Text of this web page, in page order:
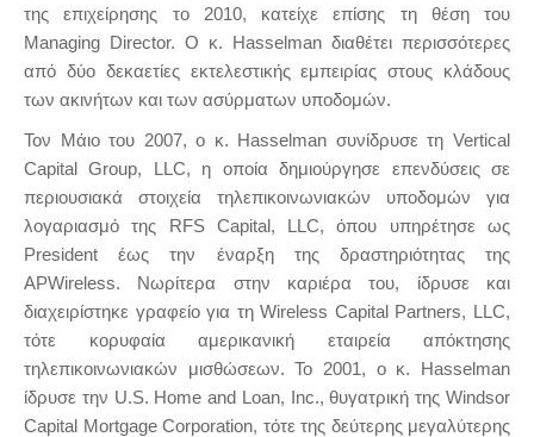
της επιχείρησης το 2010, κατείχε επίσης τη θέση του
Managing Director. Ο κ. Hasselman διαθέτει περισσότερες
από δύο δεκαετίες εκτελεστικής εμπειρίας στους κλάδους
των ακινήτων και των ασύρματων υποδομών.
Τον Μάιο του 2007, ο κ. Hasselman συνίδρυσε τη Vertical
Capital Group, LLC, η οποία δημιούργησε επενδύσεις σε
περιουσιακά στοιχεία τηλεπικοινωνιακών υποδομών για
λογαριασμό της RFS Capital, LLC, όπου υπηρέτησε ως
President έως την έναρξη της δραστηριότητας της
APWireless. Νωρίτερα στην καριέρα του, ίδρυσε και
διαχειρίστηκε γραφείο για τη Wireless Capital Partners, LLC,
τότε κορυφαία αμερικανική εταιρεία απόκτησης
τηλεπικοινωνιακών μισθώσεων. Το 2001, ο κ. Hasselman
ίδρυσε την U.S. Home and Loan, Inc., θυγατρική της Windsor
Capital Mortgage Corporation, τότε της δεύτερης μεγαλύτερης